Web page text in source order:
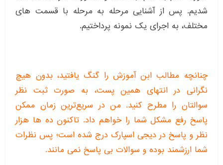
شدیم. پس از آشنایی مرحله به مرحله با قسمت های
مختلف، به اجرای یک نمونه پرداختیم.
چنانچه مطالب ابن آموزش را گنگ یافتید، بدون هیچ
نگرانی در انتهای همین پست، به صورت ثبت نظر
سوالتان را مطرح کنید. من در سریع‌ترین زمان ممکن
پاسخ رفع مشکل شما را خواهم داد. تاکنون ده ها هزار
نظر و پاسخ در دیجی اسپارک درج شده است؛ پس نظرات
شما ارزشمند بوده و سوالات بی پاسخ نمی مانند.